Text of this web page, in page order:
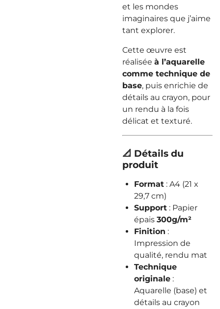
et les mondes
imaginaires que j’aime
tant explorer.
Cette œuvre est
réalisée à l’aquarelle
comme technique de
base, puis enrichie de
détails au crayon, pour
un rendu à la fois
délicat et texturé.
📐 Détails du
produit
Format : A4 (21 x
29,7 cm)
Support : Papier
épais 300g/m²
Finition :
Impression de
qualité, rendu mat
Technique
originale :
Aquarelle (base) et
détails au crayon